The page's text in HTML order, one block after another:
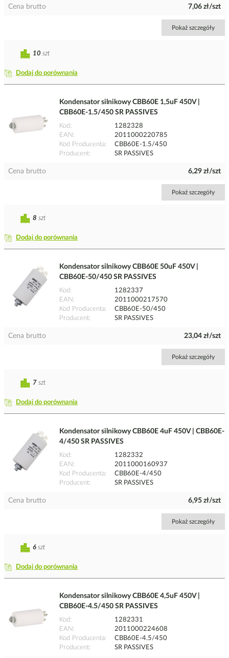
Cena brutto 7,06 zł/szt
Pokaż szczegóły
Dodaj do porównania
10 szt
Kondensator silnikowy CBB60E 1,5uF 450V |
CBB60E-1.5/450 SR PASSIVES
Kod
1282328
EAN
2011000220785
Kod Producenta
CBB60E-1.5/450
Producent
SR PASSIVES
Cena brutto 6,29 zł/szt
Pokaż szczegóły
Dodaj do porównania
8 szt
Kondensator silnikowy CBB60E 50uF 450V |
CBB60E-50/450 SR PASSIVES
Kod
1282337
EAN
2011000217570
Kod Producenta
CBB60E-50/450
Producent
SR PASSIVES
Cena brutto 23,04 zł/szt
Pokaż szczegóły
Dodaj do porównania
7 szt
Kondensator silnikowy CBB60E 4uF 450V | CBB60E-
4/450 SR PASSIVES
Kod
1282332
EAN
2011000160937
Kod Producenta
CBB60E-4/450
Producent
SR PASSIVES
Cena brutto 6,95 zł/szt
Pokaż szczegóły
Dodaj do porównania
6 szt
Kondensator silnikowy CBB60E 4,5uF 450V |
CBB60E-4.5/450 SR PASSIVES
Kod
1282331
EAN
2011000224608
Kod Producenta
CBB60E-4.5/450
Producent
SR PASSIVES